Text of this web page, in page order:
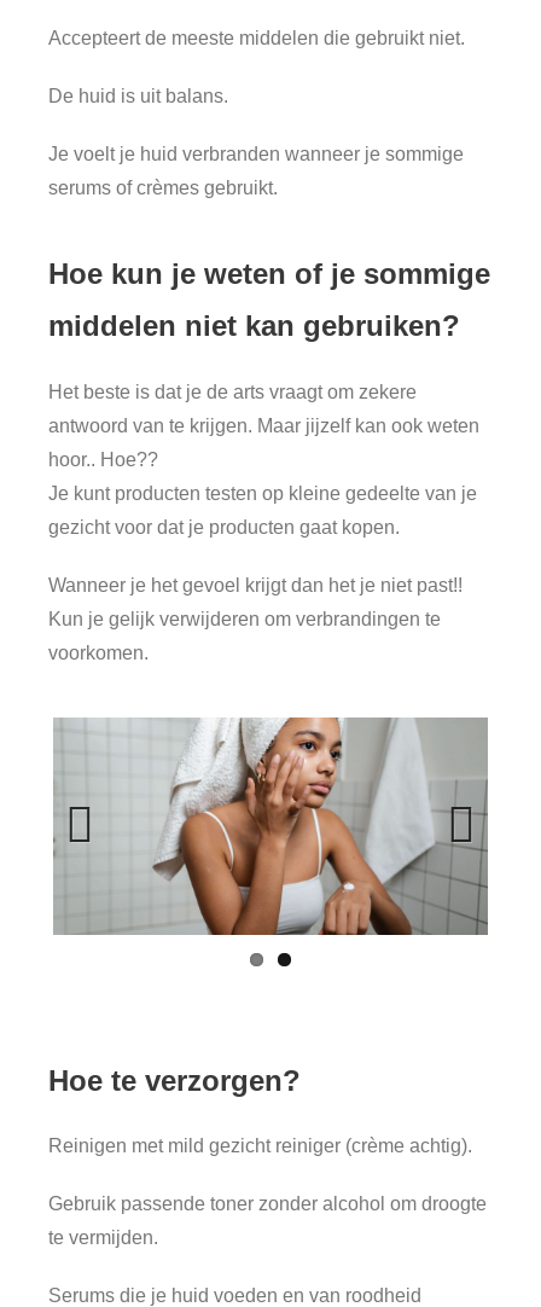
Accepteert de meeste middelen die gebruikt niet.
De huid is uit balans.
Je voelt je huid verbranden wanneer je sommige
serums of crèmes gebruikt.
Hoe kun je weten of je sommige
middelen niet kan gebruiken?
Het beste is dat je de arts vraagt om zekere
antwoord van te krijgen. Maar jijzelf kan ook weten
hoor.. Hoe??
Je kunt producten testen op kleine gedeelte van je
gezicht voor dat je producten gaat kopen.
Wanneer je het gevoel krijgt dan het je niet past!!
Kun je gelijk verwijderen om verbrandingen te
voorkomen.
Next
Hoe te verzorgen?
Reinigen met mild gezicht reiniger (crème achtig).
Gebruik passende toner zonder alcohol om droogte
te vermijden.
Serums die je huid voeden en van roodheid